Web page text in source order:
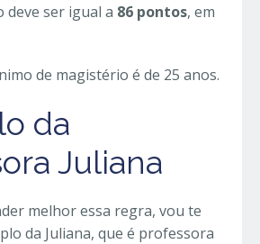
deve ser igual a 86 pontos, em
de magistério é de 25 anos.
da
Juliana
melhor essa regra, vou te
da Juliana, que é professora